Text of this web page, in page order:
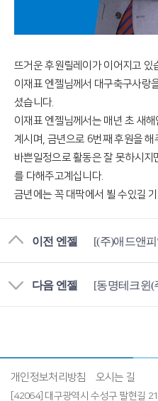
뜨거운 후원릴레이가 이어지고 있
이재표 엔젤님께서 대구축구사랑
셨습니다.
이재표 엔젤님께서는 매년 초 새
계시며, 금년으로 6번째 후원을 해
바쁜일정으로 활동은 잘 못하시
를 다해주고계십니다.
금년에는 꼭 대팍에서 뵐 수있길
이전 엔젤
다음 엔젤
개인정보처리방침 오시는 길
[42064] 대구광역시 수성구 팔현길